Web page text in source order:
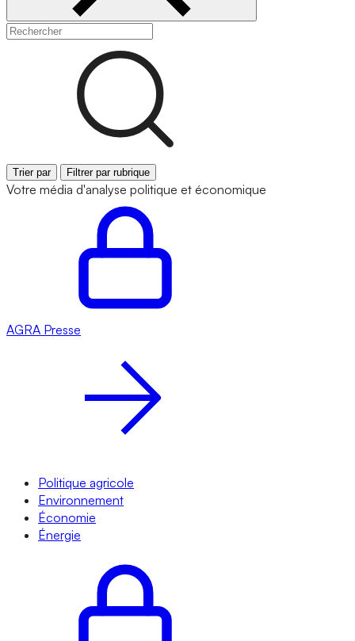
Trier par Filtrer par rubrique
Votre média d'analyse politique et économique
AGRA Presse
Politique agricole
Environnement
Économie
Énergie